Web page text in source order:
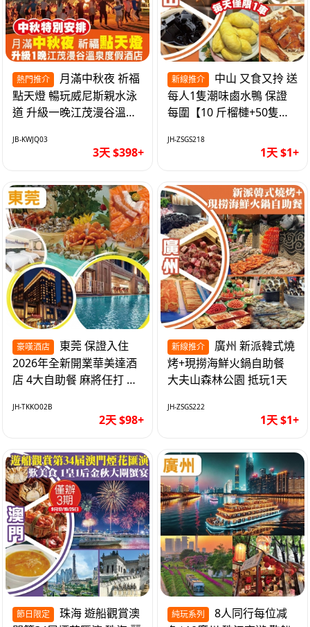
熱門推介
點天燈 暢玩威尼斯親水泳
道 升級一晚江茂漫谷溫泉
純玩3天
JB-KWJQ03
3天 $398+
新線推介
每人1隻潮味鹵水鴨 保證
每圍【10 斤榴槤+50隻湛
1天
JH-ZSGS218
1天 $1+
豪嘆酒店
2026年全新開業華美達酒
店 4大自助餐 麻將任打 抵
JH-TKKO02B
2天 $98+
新線推介
烤+現撈海鮮火鍋自助餐
大夫山森林公園 抵玩1天
JH-ZSGS222
1天 $1+
節日限定 純玩系列